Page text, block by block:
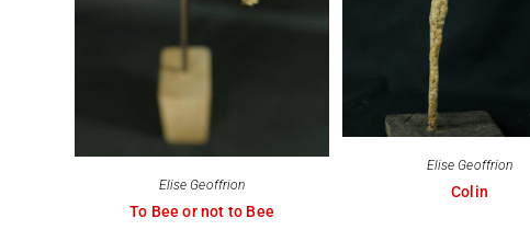
Elise Geoffrion
To Bee or not to Bee
Elise Geoffrion
Colin